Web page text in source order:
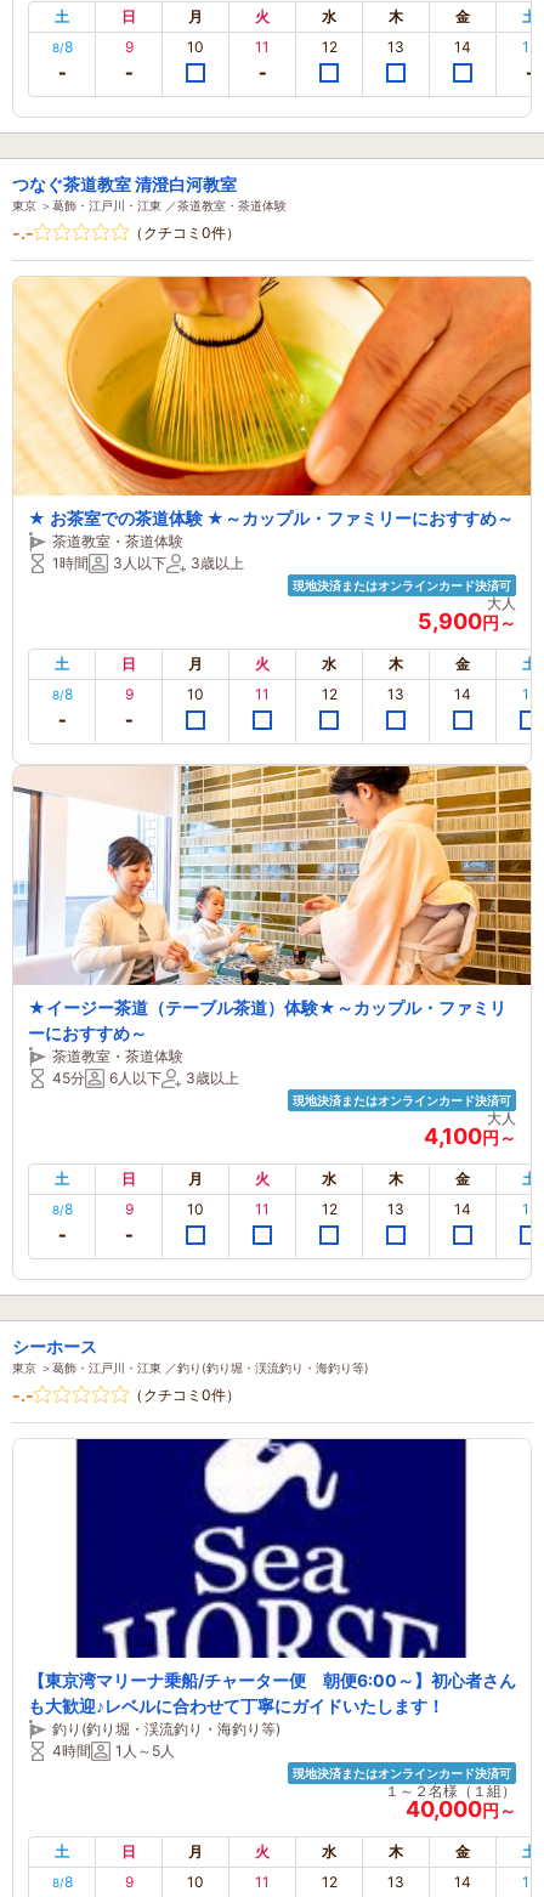
土 日 月 火 水 木 金 土
8/8 9 10 11 12 13 14 15
つなぐ茶道教室 清澄白河教室
東京 ＞葛飾・江戸川・江東 ／茶道教室・茶道体験
-.- （クチコミ0件）
★ お茶室での茶道体験 ★～カップル・ファミリーにおすすめ～
茶道教室・茶道体験
1時間
3人以下 3歳以上
現地決済またはオンラインカード決済可
大人
5,900円～
土 日 月 火 水 木 金 土
8/8 9 10 11 12 13 14 15
★イージー茶道（テーブル茶道）体験★～カップル・ファミリ
ーにおすすめ～
茶道教室・茶道体験
45分
6人以下 3歳以上
現地決済またはオンラインカード決済可
大人
4,100円～
土 日 月 火 水 木 金 土
8/8 9 10 11 12 13 14 15
シーホース
東京 ＞葛飾・江戸川・江東 ／釣り(釣り堀・渓流釣り・海釣り等)
-.- （クチコミ0件）
【東京湾マリーナ乗船/チャーター便 朝便6:00～】初心者さん
も大歓迎♪レベルに合わせて丁寧にガイドいたします！
釣り(釣り堀・渓流釣り・海釣り等)
4時間
1人～5人
現地決済またはオンラインカード決済可
１～２名様（１組）
40,000円～
土 日 月 火 水 木 金 土
8/8 9 10 11 12 13 14 15